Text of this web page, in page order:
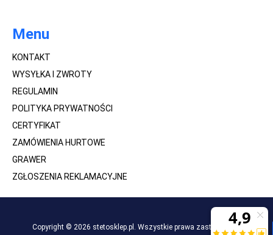
Menu
KONTAKT
WYSYŁKA I ZWROTY
REGULAMIN
POLITYKA PRYWATNOŚCI
CERTYFIKAT
ZAMÓWIENIA HURTOWE
GRAWER
ZGŁOSZENIA REKLAMACYJNE
Copyright © 2026 stetosklep.pl. Wszystkie prawa zastrzeżone.